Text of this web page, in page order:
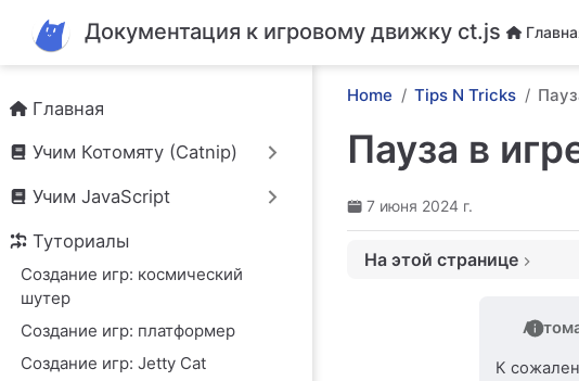
Перейти к основному содержанию
Документация к игровому движку ct.js
Главная
Учим Котомяту (Catnip)
Учим JavaScript
Туториалы
Создание игр: космический
шутер
Создание игр: платформер
Создание игр: Jetty Cat
Home Tips N Tricks
Пауза в
7 июня 2024 г.
На этой странице
К